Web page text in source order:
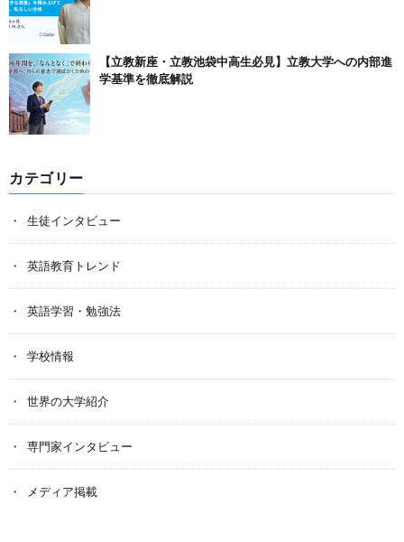
【立教新座・立教池袋中高生必見】立教大学への内部進
学基準を徹底解説
カテゴリー
生徒インタビュー
英語教育トレンド
英語学習・勉強法
学校情報
世界の大学紹介
専門家インタビュー
メディア掲載